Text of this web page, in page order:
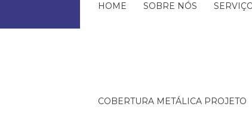
HOME SOBRE NÓS
COBERTURA METÁLICA PROJETO